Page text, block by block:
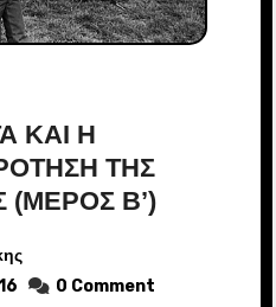
ΚΑΙ Η
ΤΗΣ
(ΜΕΡΟΣ B’)
0 Comment